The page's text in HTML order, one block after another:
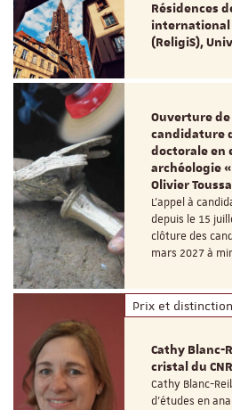
Résidences
international
(ReligiS),
Ouverture
candidature
doctorale en
archéologie
Olivier
L’appel à
depuis le 15
clôture des
mars 2027 à
Prix et distinction
Cathy Blanc-
cristal du
Cathy Blanc-
d’études en